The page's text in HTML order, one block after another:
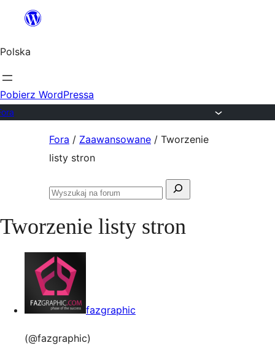
Przejdź
treści
Polska
Pobierz WordPressa
Fora / Zaawansowane / Tworzenie
listy stron
Szukaj:
Przeszukaj
Tworzenie listy stron
fazgraphic
(@fazgraphic)